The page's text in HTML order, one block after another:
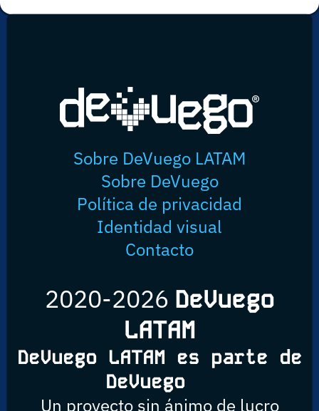
Sobre DeVuego LATAM
Sobre DeVuego
Política de privacidad
Identidad visual
Contacto
2020-2026 DeVuego
LATAM
DeVuego LATAM es parte de
DeVuego
Un proyecto sin ánimo de lucro